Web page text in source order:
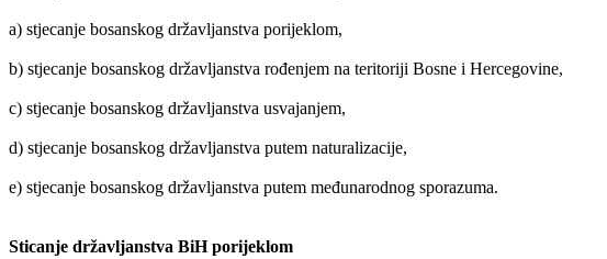
a) stjecanje bosanskog državljanstva porijeklom,
b) stjecanje bosanskog državljanstva rođenjem na teritoriji Bosne i Hercegovine,
c) stjecanje bosanskog državljanstva usvajanjem,
d) stjecanje bosanskog državljanstva putem naturalizacije,
e) stjecanje bosanskog državljanstva putem međunarodnog sporazuma.
Sticanje državljanstva BiH porijeklom